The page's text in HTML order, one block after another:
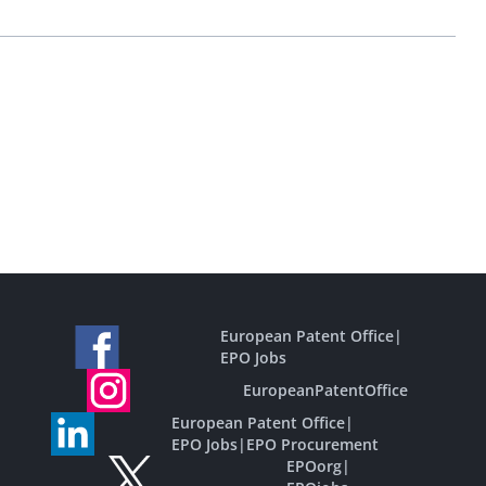
European Patent Office|
EPO Jobs
EuropeanPatentOffice
European Patent Office|
EPO Jobs| EPO Procurement
EPOorg|